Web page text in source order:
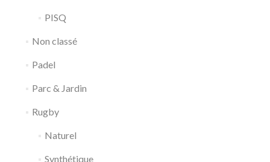
PISQ
Non classé
Padel
Parc & Jardin
Rugby
Naturel
Synthétique